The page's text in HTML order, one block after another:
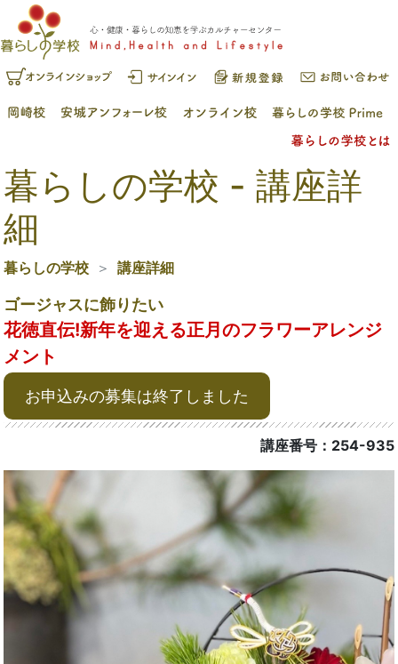
暮らしの学校 - 講座詳
細
暮らしの学校 講座詳細
ゴージャスに飾りたい
花徳直伝!新年を迎える正月のフラワーアレンジ
メント
お申込みの募集は終了しました
講座番号：254-935